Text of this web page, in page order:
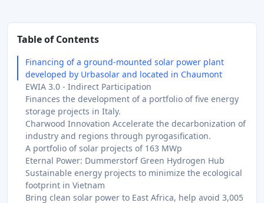
Table of Contents
Financing of a ground-mounted solar power plant
developed by Urbasolar and located in Chaumont
EWIA 3.0 - Indirect Participation
Finances the development of a portfolio of five energy
storage projects in Italy.
Charwood Innovation Accelerate the decarbonization of
industry and regions through pyrogasification.
A portfolio of solar projects of 163 MWp
Eternal Power: Dummerstorf Green Hydrogen Hub
Sustainable energy projects to minimize the ecological
footprint in Vietnam
Bring clean solar power to East Africa, help avoid 3,005